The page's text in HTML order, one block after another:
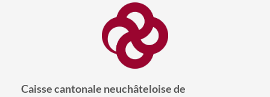
Caisse cantonale neuchâteloise de